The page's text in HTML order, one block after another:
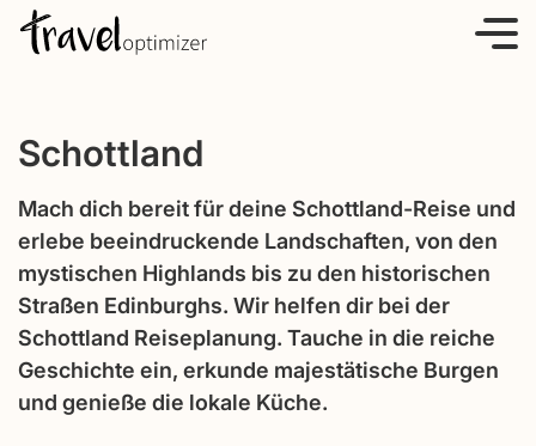
Schottland
Mach dich bereit für deine Schottland-Reise und
erlebe beeindruckende Landschaften, von den
mystischen Highlands bis zu den historischen
Straßen Edinburghs. Wir helfen dir bei der
Schottland Reiseplanung. Tauche in die reiche
Geschichte ein, erkunde majestätische Burgen
und genieße die lokale Küche.